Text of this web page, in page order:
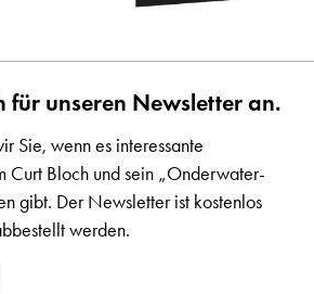
für unseren Newsletter an.
Sie, wenn es interessante
Curt Bloch und sein „Onderwater-
gibt. Der Newsletter ist kostenlos
werden.